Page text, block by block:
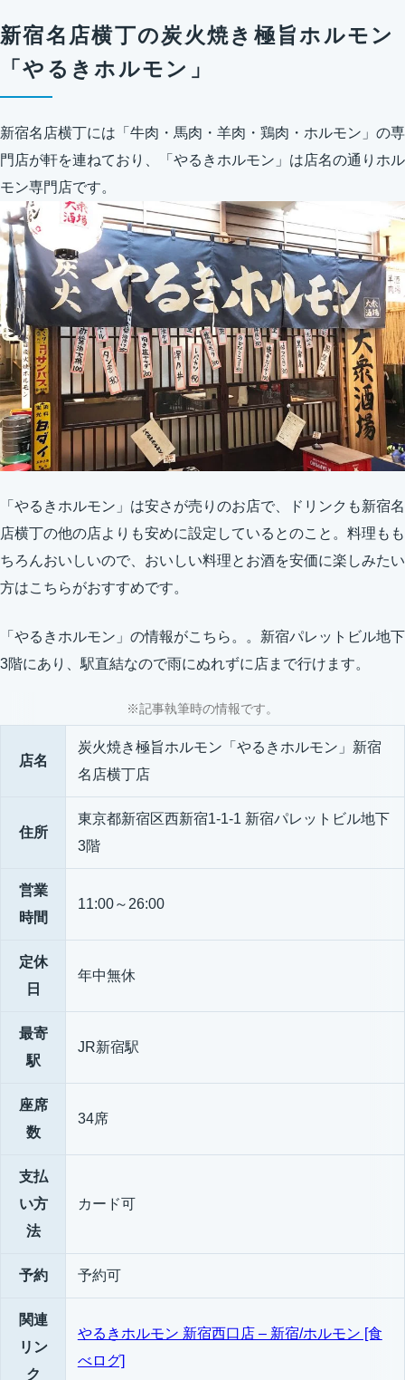
新宿名店横丁の炭火焼き極旨ホルモン
「やるきホルモン」
新宿名店横丁には「牛肉・馬肉・羊肉・鶏肉・ホルモン」の専
門店が軒を連ねており、「やるきホルモン」は店名の通りホル
モン専門店です。
「やるきホルモン」は安さが売りのお店で、ドリンクも新宿名
店横丁の他の店よりも安めに設定しているとのこと。料理もも
ちろんおいしいので、おいしい料理とお酒を安価に楽しみたい
方はこちらがおすすめです。
「やるきホルモン」の情報がこちら。。新宿パレットビル地下
3階にあり、駅直結なので雨にぬれずに店まで行けます。
※記事執筆時の情報です。
店名
炭火焼き極旨ホルモン「やるきホルモン」新宿
名店横丁店
住所
東京都新宿区西新宿1-1-1 新宿パレットビル地下
3階
営業
時間
11:00～26:00
定休
日
年中無休
最寄
駅
JR新宿駅
座席
数
34席
支払
い方
法
カード可
予約 予約可
関連
リン
ク
やるきホルモン 新宿西口店 – 新宿/ホルモン [食
べログ]